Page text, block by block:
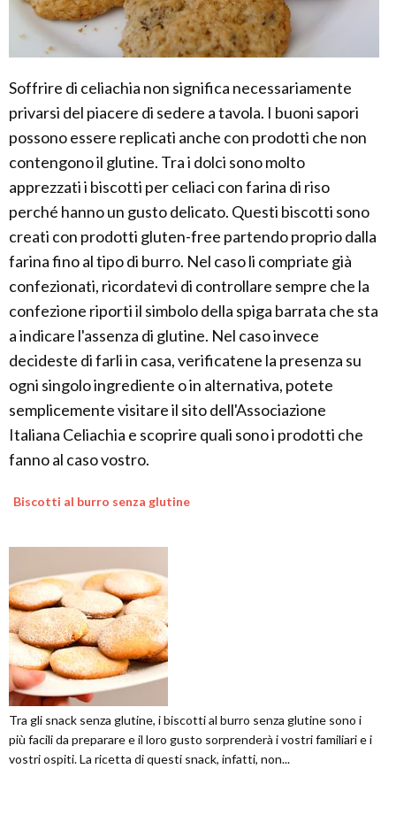
Soffrire di celiachia non significa necessariamente
privarsi del piacere di sedere a tavola. I buoni sapori
possono essere replicati anche con prodotti che non
contengono il glutine. Tra i dolci sono molto
apprezzati i biscotti per celiaci con farina di riso
perché hanno un gusto delicato. Questi biscotti sono
creati con prodotti gluten-free partendo proprio dalla
farina fino al tipo di burro. Nel caso li compriate già
confezionati, ricordatevi di controllare sempre che la
confezione riporti il simbolo della spiga barrata che sta
a indicare l'assenza di glutine. Nel caso invece
decideste di farli in casa, verificatene la presenza su
ogni singolo ingrediente o in alternativa, potete
semplicemente visitare il sito dell'Associazione
Italiana Celiachia e scoprire quali sono i prodotti che
fanno al caso vostro.
Biscotti al burro senza glutine
Tra gli snack senza glutine, i biscotti al burro senza glutine sono i
più facili da preparare e il loro gusto sorprenderà i vostri familiari e i
vostri ospiti. La ricetta di questi snack, infatti, non...